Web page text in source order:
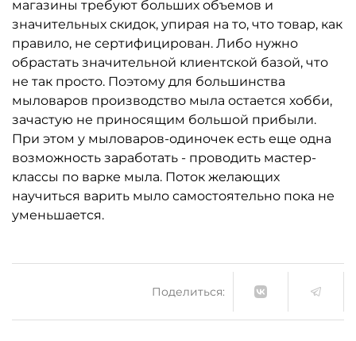
магазины требуют больших объемов и
значительных скидок, упирая на то, что товар, как
правило, не сертифицирован. Либо нужно
обрастать значительной клиентской базой, что
не так просто. Поэтому для большинства
мыловаров производство мыла остается хобби,
зачастую не приносящим большой прибыли.
При этом у мыловаров-одиночек есть еще одна
возможность заработать - проводить мастер-
классы по варке мыла. Поток желающих
научиться варить мыло самостоятельно пока не
уменьшается.
Поделиться: